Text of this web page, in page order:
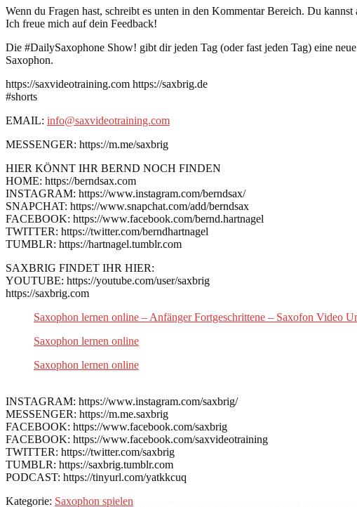
Wenn du Fragen hast, schreibt es unten in den Kommentar Bereich. Du
Ich freue mich auf dein Feedback!
Die #DailySaxophone Show! gibt dir jeden Tag (oder fast jeden Tag) eine
Saxophon.
https://saxvideotraining.com https://saxbrig.de
#shorts
EMAIL: info@saxvideotraining.com
MESSENGER: https://m.me/saxbrig
HIER KÖNNT IHR BERND NOCH FINDEN
HOME: https://berndsax.com
INSTAGRAM: https://www.instagram.com/berndsax/
SNAPCHAT: https://www.snapchat.com/add/berndsax
FACEBOOK: https://www.facebook.com/bernd.hartnagel
TWITTER: https://twitter.com/berndhartnagel
TUMBLR: https://hartnagel.tumblr.com
SAXBRIG FINDET IHR HIER:
YOUTUBE: https://youtube.com/user/saxbrig
https://saxbrig.com
Saxophon lernen online – Anfänger Fortgeschrittene – Saxofon Video
Saxophon lernen online
Saxophon lernen online
INSTAGRAM: https://www.instagram.com/saxbrig/
MESSENGER: https://m.me.saxbrig
FACEBOOK: https://www.facebook.com/saxbrig
FACEBOOK: https://www.facebook.com/saxvideotraining
TWITTER: https://twitter.com/saxbrig
TUMBLR: https://saxbrig.tumblr.com
PODCAST: https://tinyurl.com/yatkkcuq
Kategorie: Saxophon spielen